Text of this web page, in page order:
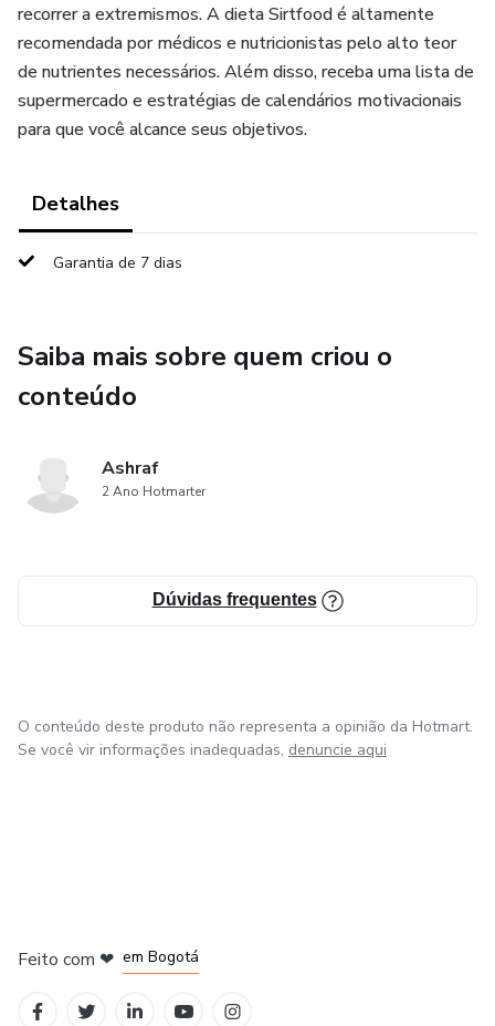
recorrer a extremismos. A dieta Sirtfood é altamente
recomendada por médicos e nutricionistas pelo alto teor
de nutrientes necessários. Além disso, receba uma lista de
supermercado e estratégias de calendários motivacionais
para que você alcance seus objetivos.
Detalhes
Garantia de 7 dias
Saiba mais sobre quem criou o
conteúdo
Ashraf
2 Ano Hotmarter
Dúvidas frequentes
O conteúdo deste produto não representa a opinião da Hotmart.
Se você vir informações inadequadas, denuncie aqui
Feito com ❤ em Bogotá